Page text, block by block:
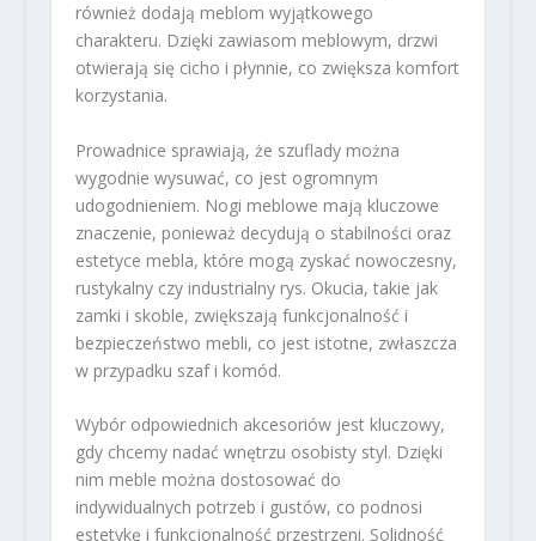
również dodają meblom wyjątkowego
charakteru. Dzięki zawiasom meblowym, drzwi
otwierają się cicho i płynnie, co zwiększa komfort
korzystania.
Prowadnice sprawiają, że szuflady można
wygodnie wysuwać, co jest ogromnym
udogodnieniem. Nogi meblowe mają kluczowe
znaczenie, ponieważ decydują o stabilności oraz
estetyce mebla, które mogą zyskać nowoczesny,
rustykalny czy industrialny rys. Okucia, takie jak
zamki i skoble, zwiększają funkcjonalność i
bezpieczeństwo mebli, co jest istotne, zwłaszcza
w przypadku szaf i komód.
Wybór odpowiednich akcesoriów jest kluczowy,
gdy chcemy nadać wnętrzu osobisty styl. Dzięki
nim meble można dostosować do
indywidualnych potrzeb i gustów, co podnosi
estetykę i funkcjonalność przestrzeni. Solidność